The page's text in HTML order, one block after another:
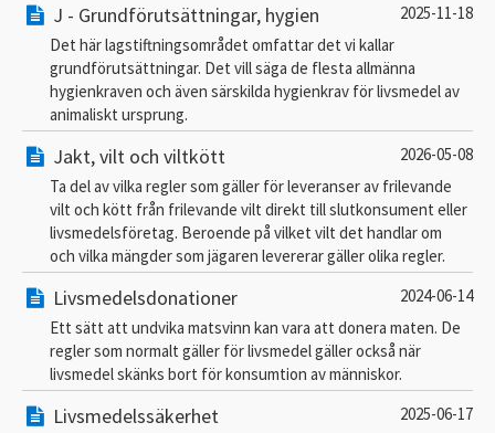
J - Grundförutsättningar, hygien
2025-11-18
Det här lagstiftningsområdet omfattar det vi kallar
grundförutsättningar. Det vill säga de flesta allmänna
hygienkraven och även särskilda hygienkrav för livsmedel av
animaliskt ursprung.
Jakt, vilt och viltkött
2026-05-08
Ta del av vilka regler som gäller för leveranser av frilevande
vilt och kött från frilevande vilt direkt till slutkonsument eller
livsmedelsföretag. Beroende på vilket vilt det handlar om
och vilka mängder som jägaren levererar gäller olika regler.
Livsmedelsdonationer
2024-06-14
Ett sätt att undvika matsvinn kan vara att donera maten. De
regler som normalt gäller för livsmedel gäller också när
livsmedel skänks bort för konsumtion av människor.
Livsmedelssäkerhet
2025-06-17